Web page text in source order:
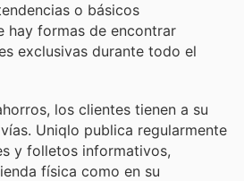
o básicos
hay formas de encontrar
exclusivas durante todo el
los clientes tienen a su
Uniqlo publica regularmente
y folletos informativos,
física como en su